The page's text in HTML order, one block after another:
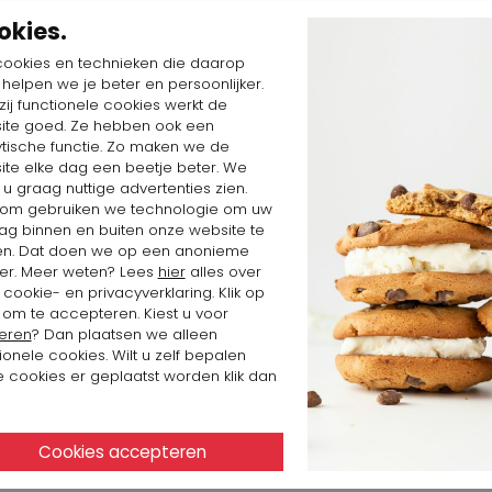
exclusieve, hoogwaardige en duurzame merken. In ons
en service op het allerhoogste niveau – vóór, tijdens
nemen wij de tijd om u te adviseren over wat écht bij
en duurzaamheid combineren. U vindt bij ons onder
Annette Görtz, Cambio, Rundholz,
bieden wij een verfijnd aanbod van internationale labels
Cervone
mode, streven wij er elke dag opnieuw naar om
passie voor mode te beleven en te delen.
Volg ons op
en technieken die daarop
helpen we je beter en persoonlijker.
functionele cookies werkt de
goed. Ze hebben ook een
functie. Zo maken we de
elke dag een beetje beter. We
graag nuttige advertenties zien.
gebruiken we technologie om uw
binnen en buiten onze website te
Dat doen we op een anonieme
Meer weten? Lees hieralles over
en privacyverklaring. Klik op
om te accepteren. Kiest u voor
? Dan plaatsen we alleen
cookies. Wilt u zelf bepalen
cookies er geplaatst worden klik dan